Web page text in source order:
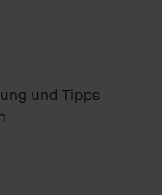
und Tipps